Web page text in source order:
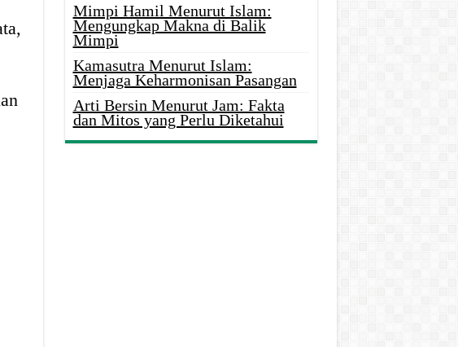
Mimpi Hamil Menurut Islam:
Mengungkap Makna di Balik
Mimpi
Kamasutra Menurut Islam:
Menjaga Keharmonisan Pasangan
Arti Bersin Menurut Jam: Fakta
dan Mitos yang Perlu Diketahui